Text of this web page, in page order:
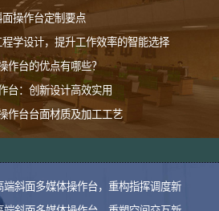
面操作台定制要点
学设计，提升工作效率的智能选择
作台的优点有哪些？
台：创新设计高效实用
作台台面材质及加工工艺
端斜面多媒体操作台，重构指挥调度新